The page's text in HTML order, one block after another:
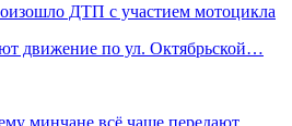
ДТП с участием мотоцикла
движение по ул. Октябрьской…
минчане всё чаще передают